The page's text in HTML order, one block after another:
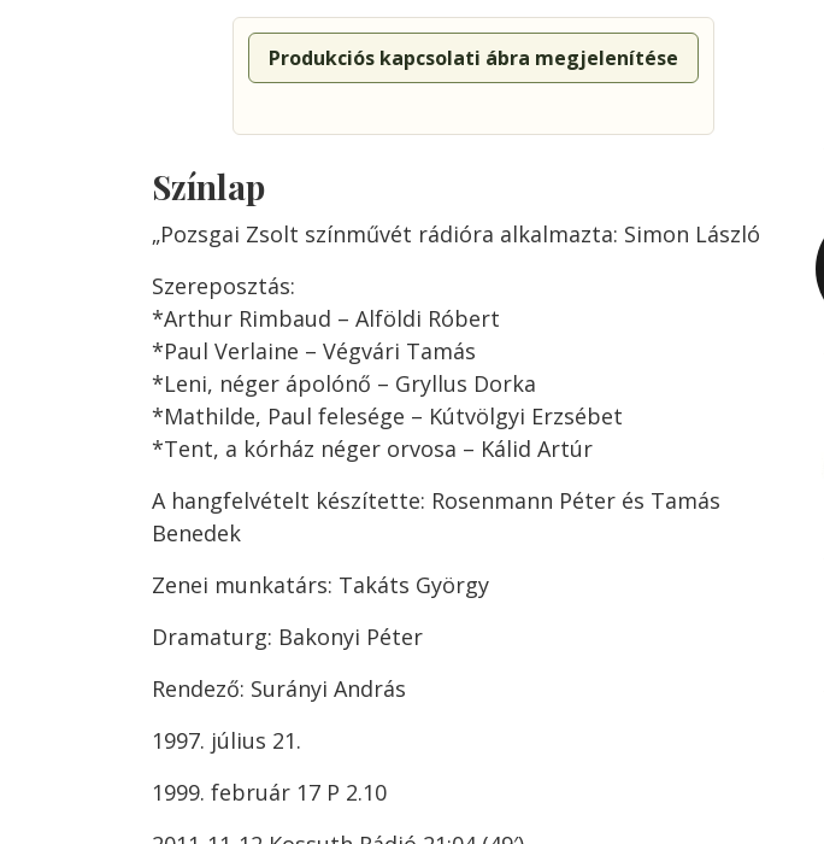
Produkciós kapcsolati ábra megjelenítése
Színlap
„Pozsgai Zsolt színművét rádióra alkalmazta: Simon László
Szereposztás:
*Arthur Rimbaud – Alföldi Róbert
*Paul Verlaine – Végvári Tamás
*Leni, néger ápolónő – Gryllus Dorka
*Mathilde, Paul felesége – Kútvölgyi Erzsébet
*Tent, a kórház néger orvosa – Kálid Artúr
A hangfelvételt készítette: Rosenmann Péter és Tamás
Benedek
Zenei munkatárs: Takáts György
Dramaturg: Bakonyi Péter
Rendező: Surányi András
1997. július 21.
1999. február 17 P 2.10